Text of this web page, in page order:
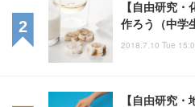
【自由研究
作ろう（中学
2018.7.10 Tue
【自由研究